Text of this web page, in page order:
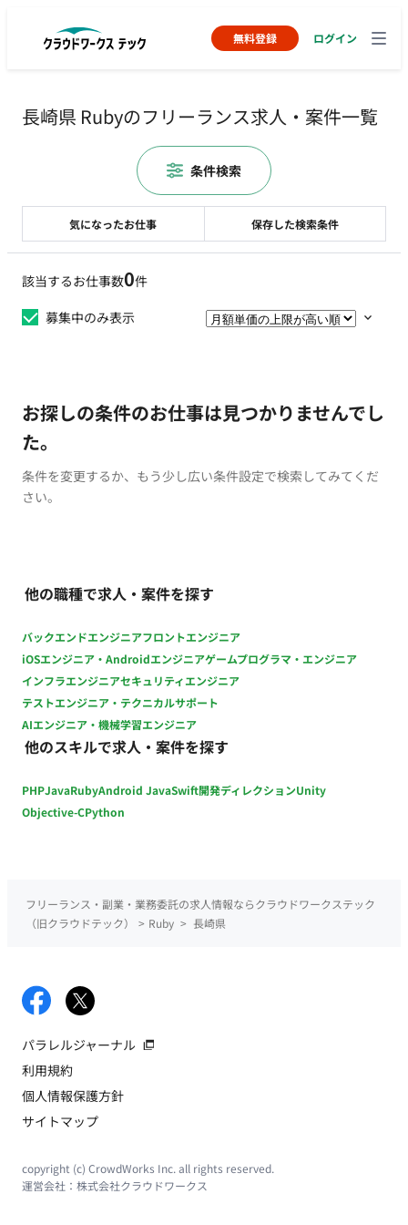
無料登録 ログイン
長崎県 Rubyのフリーランス求人・案件一覧
該当するお仕事数0件
募集中のみ表示
お探しの条件のお仕事は見つかりませんでし
た。
条件を変更するか、もう少し広い条件設定で検索してみてくだ
さい。
他の職種で求人・案件を探す
バックエンドエンジニアフロントエンジニア
iOSエンジニア・Androidエンジニアゲームプログラマ・エンジニア
インフラエンジニアセキュリティエンジニア
テストエンジニア・テクニカルサポート
AIエンジニア・機械学習エンジニア
他のスキルで求人・案件を探す
PHPJavaRubyAndroid JavaSwift開発ディレクションUnity
Objective-CPython
気になったお仕事 保存した検索条件
条件検索
フリーランス・副業・業務委託の求人情報ならクラウドワークステック
（旧クラウドテック）
> Ruby > 長崎県
パラレルジャーナル
利用規約
個人情報保護方針
サイトマップ
copyright (c) CrowdWorks Inc. all rights reserved.
運営会社： 株式会社クラウドワークス